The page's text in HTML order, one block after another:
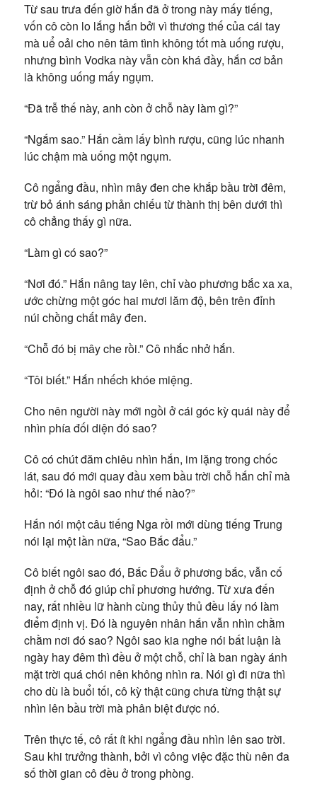
Từ sau trưa đến giờ hắn đã ở trong này mấy tiếng,
vốn cô còn lo lắng hắn bởi vì thương thế của cái tay
mà uể oải cho nên tâm tình không tốt mà uống rượu,
nhưng bình Vodka này vẫn còn khá đầy, hắn cơ bản
là không uống mấy ngụm.
“Đã trễ thế này, anh còn ở chỗ này làm gì?”
“Ngắm sao.” Hắn cầm lấy bình rượu, cũng lúc nhanh
lúc chậm mà uống một ngụm.
Cô ngẩng đầu, nhìn mây đen che khắp bầu trời đêm,
trừ bỏ ánh sáng phản chiếu từ thành thị bên dưới thì
cô chẳng thấy gì nữa.
“Làm gì có sao?”
“Nơi đó.” Hắn nâng tay lên, chỉ vào phương bắc xa xa,
ước chừng một góc hai mươi lăm độ, bên trên đỉnh
núi chồng chất mây đen.
“Chỗ đó bị mây che rồi.” Cô nhắc nhở hắn.
“Tôi biết.” Hắn nhếch khóe miệng.
Cho nên người này mới ngồi ở cái góc kỳ quái này để
nhìn phía đối diện đó sao?
Cô có chút đăm chiêu nhìn hắn, im lặng trong chốc
lát, sau đó mới quay đầu xem bầu trời chỗ hắn chỉ mà
hỏi: “Đó là ngôi sao như thế nào?”
Hắn nói một câu tiếng Nga rồi mới dùng tiếng Trung
nói lại một lần nữa, “Sao Bắc đẩu.”
Cô biết ngôi sao đó, Bắc Đẩu ở phương bắc, vẫn cố
định ở chỗ đó giúp chỉ phương hướng. Từ xưa đến
nay, rất nhiều lữ hành cùng thủy thủ đều lấy nó làm
điểm định vị. Đó là nguyên nhân hắn vẫn nhìn chằm
chằm nơi đó sao? Ngôi sao kia nghe nói bất luận là
ngày hay đêm thì đều ở một chỗ, chỉ là ban ngày ánh
mặt trời quá chói nên không nhìn ra. Nói gì đi nữa thì
cho dù là buổi tối, cô kỳ thật cũng chưa từng thật sự
nhìn lên bầu trời mà phân biệt được nó.
Trên thực tế, cô rất ít khi ngẩng đầu nhìn lên sao trời.
Sau khi trưởng thành, bởi vì công việc đặc thù nên đa
số thời gian cô đều ở trong phòng.